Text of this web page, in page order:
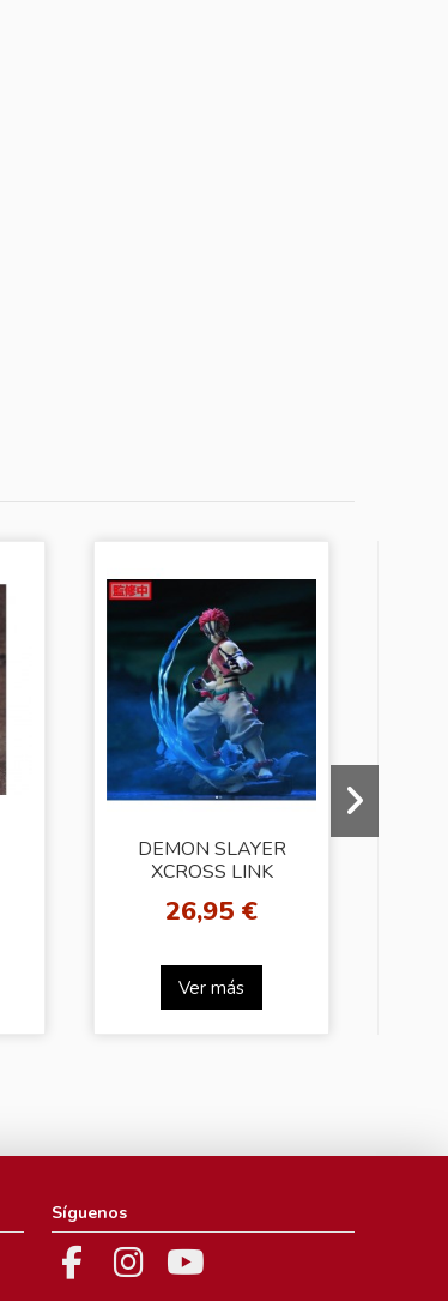
DEMON SLAYER
XCROSS LINK
26,95 €
Ver más
Síguenos